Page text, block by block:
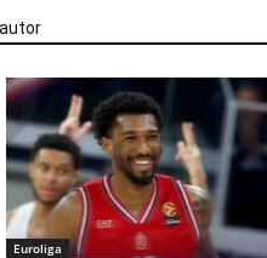
Euroliga